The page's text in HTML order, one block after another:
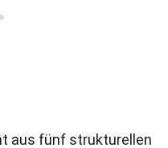
aus fünf strukturellen